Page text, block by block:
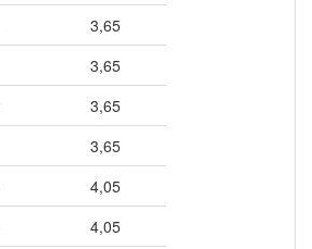
3,65
3,65
3,65
3,65
4,05
4,05